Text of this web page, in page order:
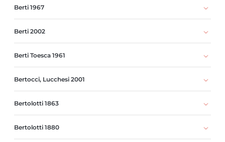
Berti 1967
Berti 2002
Berti Toesca 1961
Bertocci, Lucchesi 2001
Bertolotti 1863
Bertolotti 1880